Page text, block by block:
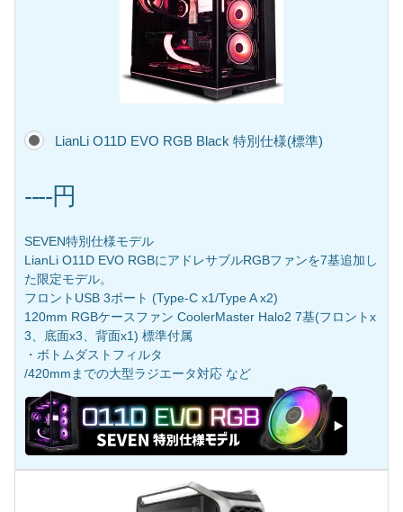
LianLi O11D EVO RGB Black 特別仕様(標準)
----円
SEVEN特別仕様モデル
LianLi O11D EVO RGBにアドレサブルRGBファンを7基追加し
た限定モデル。
フロントUSB 3ポート (Type-C x1/Type A x2)
120mm RGBケースファン CoolerMaster Halo2 7基(フロントx
3、底面x3、背面x1) 標準付属
・ボトムダストフィルタ
/420mmまでの大型ラジエータ対応 など